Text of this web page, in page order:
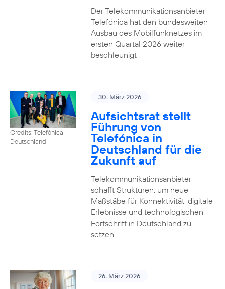
Der Telekommunikationsanbieter
Telefónica hat den bundesweiten
Ausbau des Mobilfunknetzes im
ersten Quartal 2026 weiter
beschleunigt
Credits: Telefónica
Deutschland
30. März 2026
Aufsichtsrat stellt
Führung von
Telefónica in
Deutschland für die
Zukunft auf
Telekommunikationsanbieter
schafft Strukturen, um neue
Maßstäbe für Konnektivität, digitale
Erlebnisse und technologischen
Fortschritt in Deutschland zu
setzen
26. März 2026